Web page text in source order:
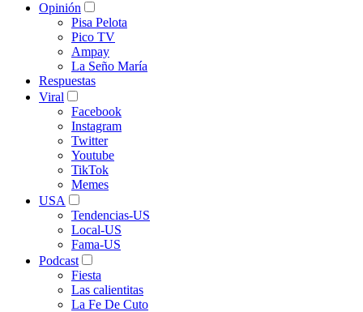
Opinión
Pisa Pelota
Pico TV
Ampay
La Seño María
Respuestas
Viral
Facebook
Instagram
Twitter
Youtube
TikTok
Memes
USA
Tendencias-US
Local-US
Fama-US
Podcast
Fiesta
Las calientitas
La Fe De Cuto